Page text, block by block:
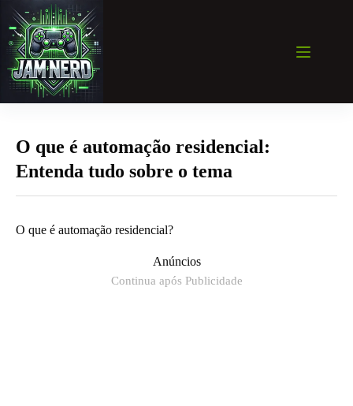
para
conteúdo
O que é automação residencial:
Entenda tudo sobre o tema
O que é automação residencial?
Anúncios
Continua após Publicidade